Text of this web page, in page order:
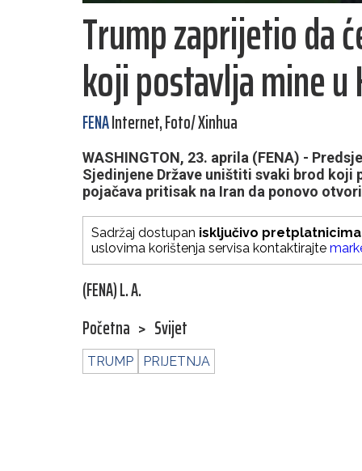
Trump zaprijetio da
koji postavlja mine
FENAInternet, Foto/ Xinhua
WASHINGTON, 23. aprila (FENA) -
Sjedinjene Države uništiti svaki brod
pojačava pritisak na Iran da ponovo
Sadržaj dostupan isključivo pretplatnicima
uslovima korištenja servisa kontaktirajte
(FENA) L. A.
Početna > Svijet
TRUMP PRIJETNJA